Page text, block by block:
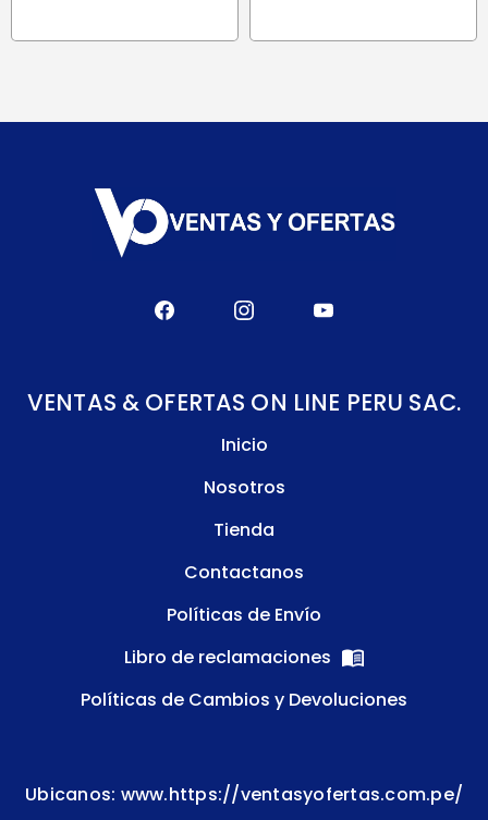
VENTAS & OFERTAS ON LINE PERU SAC.
Inicio
Nosotros
Tienda
Contactanos
Políticas de Envío
Libro de reclamaciones
Políticas de Cambios y Devoluciones
Ubicanos: www.https://ventasyofertas.com.pe/